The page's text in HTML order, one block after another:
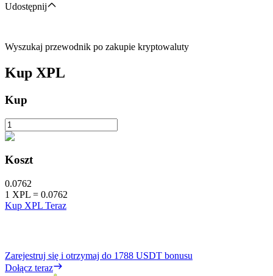
Udostępnij
Wyszukaj przewodnik po zakupie kryptowaluty
Kup XPL
Kup
Koszt
0.0762
1 XPL = 0.0762
Kup XPL Teraz
Zarejestruj się i otrzymaj do 1788 USDT bonusu
Dołącz teraz